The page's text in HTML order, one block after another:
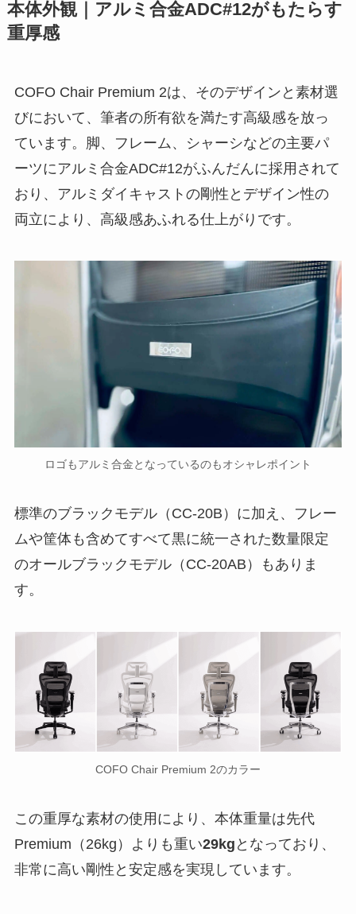
本体外観｜アルミ合金ADC#12がもたらす
重厚感
COFO Chair Premium 2は、そのデザインと素材選
びにおいて、筆者の所有欲を満たす高級感を放っ
ています。脚、フレーム、シャーシなどの主要パ
ーツにアルミ合金ADC#12がふんだんに採用されて
おり、アルミダイキャストの剛性とデザイン性の
両立により、高級感あふれる仕上がりです。
ロゴもアルミ合金となっているのもオシャレポイント
標準のブラックモデル（CC-20B）に加え、フレー
ムや筐体も含めてすべて黒に統一された数量限定
のオールブラックモデル（CC-20AB）もありま
す。
COFO Chair Premium 2のカラー
この重厚な素材の使用により、本体重量は先代
Premium（26kg）よりも重い29kg となっており、
非常に高い剛性と安定感を実現しています。